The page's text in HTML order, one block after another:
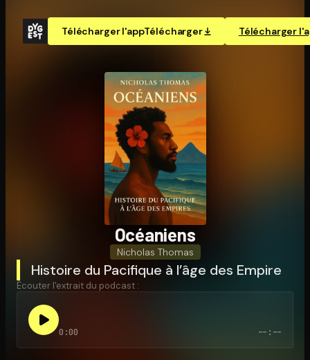
Télécharger l'appTélécharger Télécharger
Océaniens
Nicholas Thomas
Histoire du Pacifique à l’âge des Empire
Écouter l'extrait du podcast :
0:00 --:--